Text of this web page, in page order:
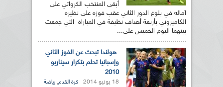
أبقى المنتخب الكرواتي على
آماله في بلوغ الدور الثاني عقب فوزه على نظيره
الكاميروني بأربعة أهداف نظيفة في المباراة التي جمعت
بينهما اليوم الخميس على...
هولندا تبحث عن الفوز الثاني
وإسبانيا تحلم بتكرار سيناريو
2010
18 يونيو 2014 كرة القدم, رياضة